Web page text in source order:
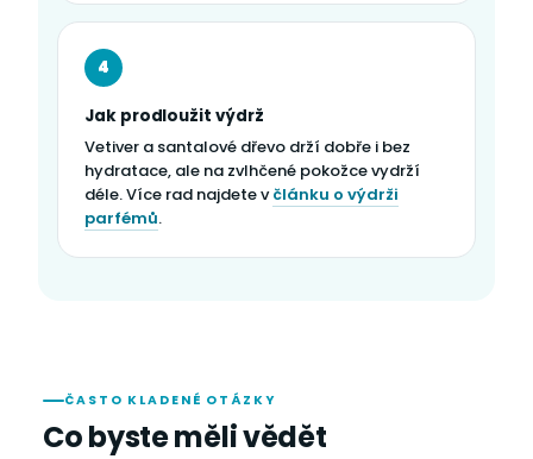
4
Jak prodloužit výdrž
Vetiver a santalové dřevo drží dobře i bez
hydratace, ale na zvlhčené pokožce vydrží
déle. Více rad najdete včlánku o výdrži
parfémů.
ČASTO KLADENÉ OTÁZKY
Co byste měli vědět